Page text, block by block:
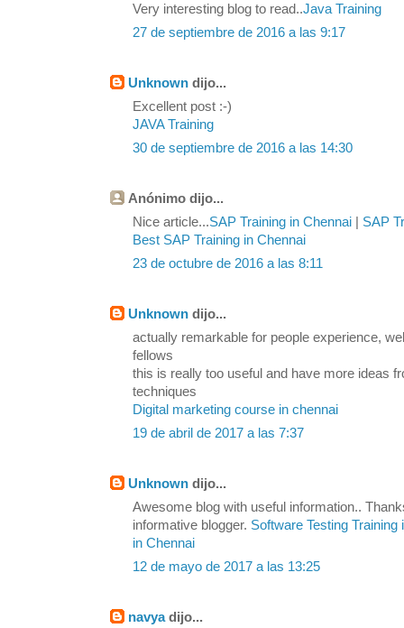
Very interesting blog to read..Java Training
27 de septiembre de 2016 a las 9:17
Unknown dijo...
Excellent post :-)
JAVA Training
30 de septiembre de 2016 a las 14:30
Anónimo dijo...
Nice article...SAP Training in Chennai
SAP
Best SAP Training in Chennai
23 de octubre de 2016 a las 8:11
Unknown dijo...
actually remarkable for people experience,
fellows
this is really too useful and have more ideas
techniques
Digital marketing course in chennai
19 de abril de 2017 a las 7:37
Unknown dijo...
Awesome blog with useful information..
informative blogger. Software Testing Training
in Chennai
12 de mayo de 2017 a las 13:25
navyadijo...